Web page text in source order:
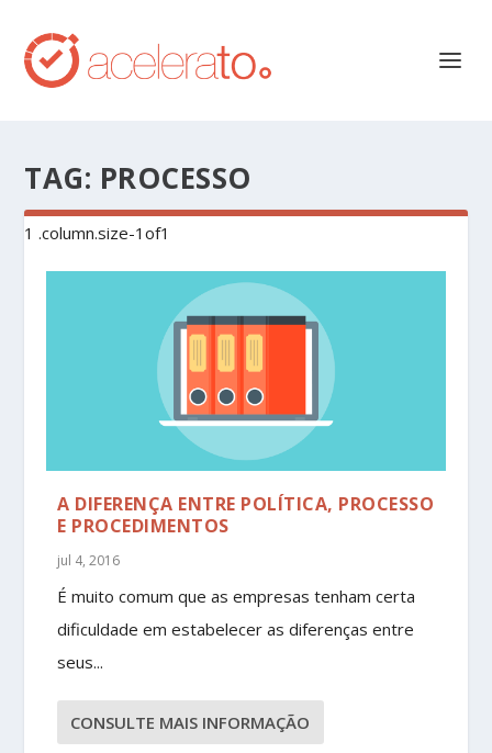
TAG: PROCESSO
A DIFERENÇA ENTRE POLÍTICA, PROCESSO
E PROCEDIMENTOS
jul 4, 2016
É muito comum que as empresas tenham certa
dificuldade em estabelecer as diferenças entre
seus...
CONSULTE MAIS INFORMAÇÃO